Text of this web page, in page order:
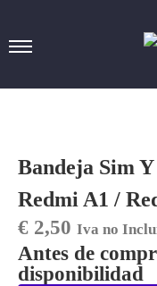
Bandeja Sim
Redmi A1 /
€ 2,50 Iva no
Antes de
disponibilidad